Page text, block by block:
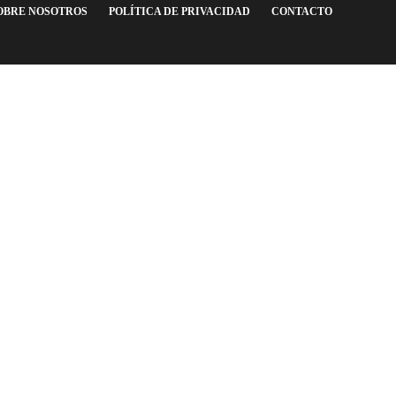
NOSOTROS POLÍTICA DE PRIVACIDAD CONTACTO